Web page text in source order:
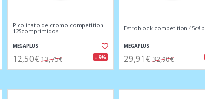
Picolinato de cromo competition
125comprimidos
MEGAPLUS
12,50€ 13,75€ - 9%
Estroblock competition
MEGAPLUS
29,91€ 32,90€